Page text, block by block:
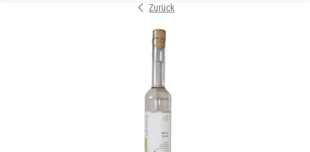
VINOTHEK
LEISTUNGEN
IMPRESSUM
Zurück